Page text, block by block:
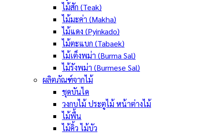
ไม้สัก (Teak)
ไม้มะค่า (Makha)
ไม้แดง (Pyinkado)
ไม้ตะแบก (Tabaek)
ไม้เต็งพม่า (Burma Sal)
ไม้รังพม่า (Burmese Sal)
ผลิตภัณฑ์จากไม้
ชุดบันได
วงกบไม้ ประตูไม้ หน้าต่างไม้
ไม้พื้น
ไม้คิ้ว ไม้บัว